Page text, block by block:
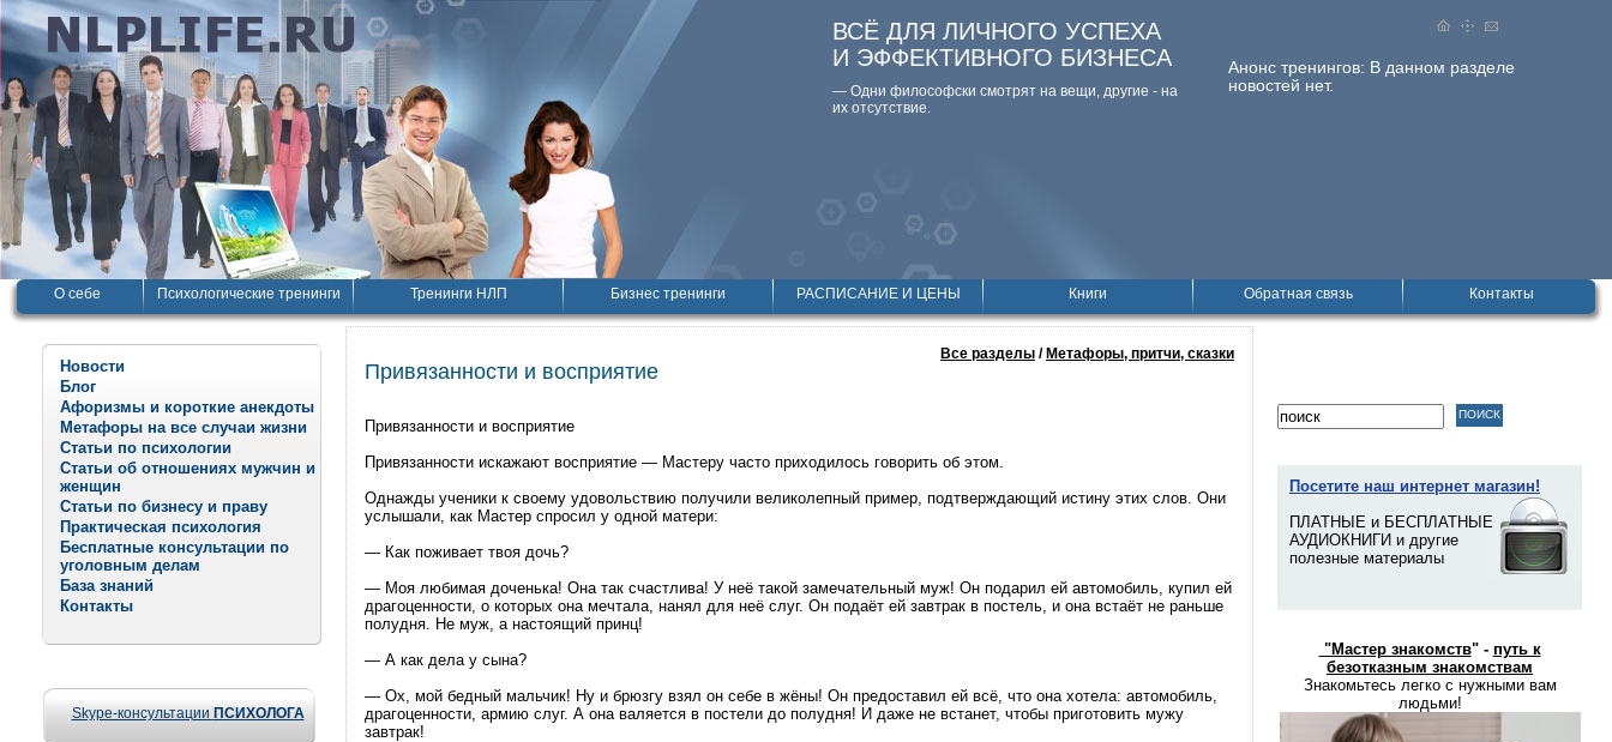
Анонс тренингов: В данном разделе
новостей нет.
ВСЁ ДЛЯ ЛИЧНОГО УСПЕХА
И ЭФФЕКТИВНОГО БИЗНЕСА
— Одни философски смотpят на вещи, дpугие - на
их отсутствие.
О себе Психологические тренинги Тренинги НЛП Бизнес тренинги РАСПИСАНИЕ И ЦЕНЫ Книги Обратная связь Контакты
Новости
Блог
Афоризмы и короткие анекдоты
Метафоры на все случаи жизни
Статьи по психологии
Статьи об отношениях мужчин и
женщин
Статьи по бизнесу и праву
Практическая психология
Бесплатные консультации по
уголовным делам
База знаний
Контакты
Skype-консультации ПСИХОЛОГА
Все разделы / Метафоры, притчи, сказки
Привязанности и восприятие
Привязанности и восприятие
Привязанности искажают восприятие — Мастеру часто приходилось говорить об этом.
Однажды ученики к своему удовольствию получили великолепный пример, подтверждающий истину этих слов. Они
услышали, как Мастер спросил у одной матери:
— Как поживает твоя дочь?
— Моя любимая доченька! Она так счастлива! У неё такой замечательный муж! Он подарил ей автомобиль, купил ей
драгоценности, о которых она мечтала, нанял для неё слуг. Он подаёт ей завтрак в постель, и она встаёт не раньше
полудня. Не муж, а настоящий принц!
— А как дела у сына?
— Ох, мой бедный мальчик! Ну и брюзгу взял он себе в жёны! Он предоставил ей всё, что она хотела: автомобиль,
драгоценности, армию слуг. А она валяется в постели до полудня! И даже не встанет, чтобы приготовить мужу
завтрак!
Посетите наш интернет магазин!
ПЛАТНЫЕ и БЕСПЛАТНЫЕ
АУДИОКНИГИ и другие
полезные материалы
"Мастер знакомств" - путь к
безотказным знакомствам
Знакомьтесь легко с нужными вам
людьми!